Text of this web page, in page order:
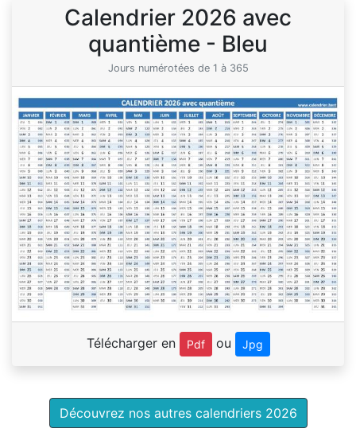
Calendrier 2026 avec
quantième - Bleu
Jours numérotées de 1 à 365
Télécharger en Pdf ou Jpg
Découvrez nos autres calendriers 2026